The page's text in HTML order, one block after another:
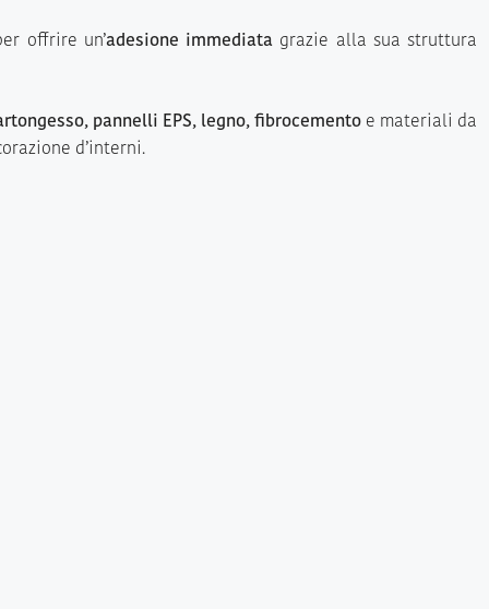
offrire un’adesione immediata grazie alla sua struttura
pannelli EPS, legno, fibrocementoe materiali da
d’interni.